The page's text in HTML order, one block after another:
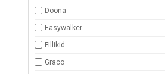
Doona
Easywalker
Fillikid
Graco